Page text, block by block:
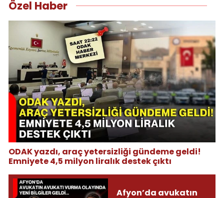
Özel Haber
ODAK yazdı, araç yetersizliği gündeme geldi!
Emniyete 4,5 milyon liralık destek çıktı
Afyon’da avukatın